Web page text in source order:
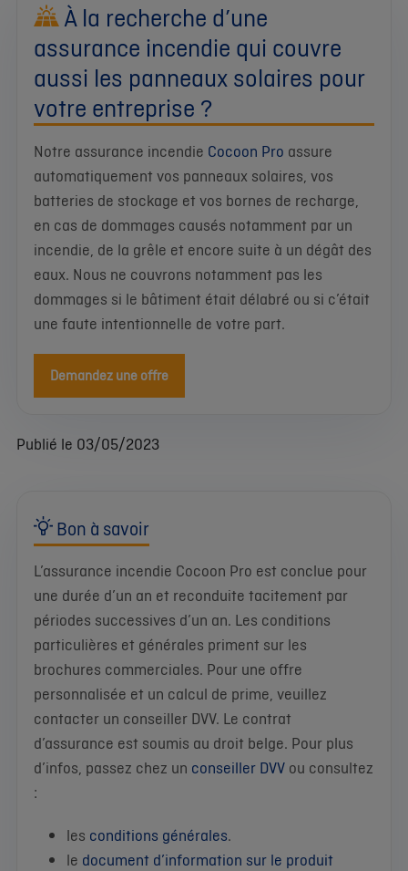
À la recherche d’une
assurance incendie qui couvre
aussi les panneaux solaires pour
votre entreprise ?
Notre assurance incendie Cocoon Pro assure
automatiquement vos panneaux solaires, vos
batteries de stockage et vos bornes de recharge,
en cas de dommages causés notamment par un
incendie, de la grêle et encore suite à un dégât des
eaux. Nous ne couvrons notamment pas les
dommages si le bâtiment était délabré ou si c’était
une faute intentionnelle de votre part.
Demandez une offre
Publié le 03/05/2023
Bon à savoir
L’assurance incendie Cocoon Pro est conclue pour
une durée d’un an et reconduite tacitement par
périodes successives d’un an. Les conditions
particulières et générales priment sur les
brochures commerciales. Pour une offre
personnalisée et un calcul de prime, veuillez
contacter un conseiller DVV. Le contrat
d’assurance est soumis au droit belge. Pour plus
d’infos, passez chez un conseiller DVV ou consultez
:
les conditions générales.
le document d’information sur le produit